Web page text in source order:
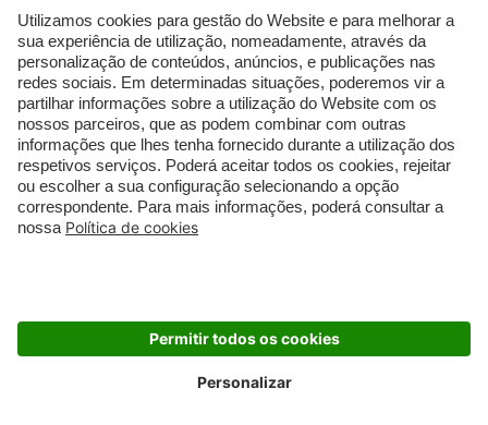
Sérum de Rosto
Body mist & Spray
corporal
Produtos para Cabelo
Homem
Espuma de Limpeza
Facial
Dermocosmética
Perfumes árabes
Novidades
Melhores Perfumes
Femininos
TOP 10: Perfumes
Masculinos
Pestanas Postiças
Creme Rosto Homem
Embalagens Sustentáveis